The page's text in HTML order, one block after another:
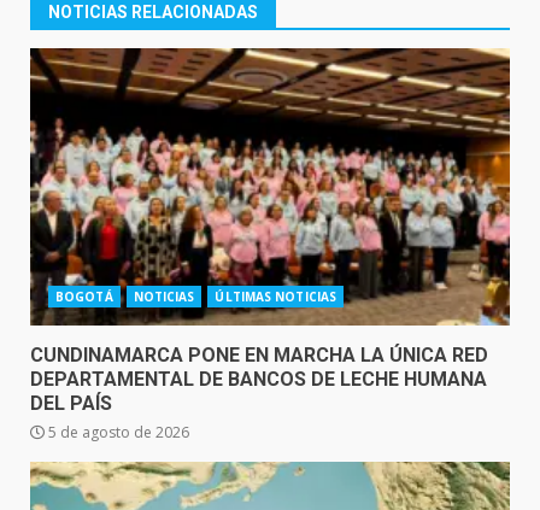
NOTICIAS RELACIONADAS
BOGOTÁ NOTICIAS ÚLTIMAS NOTICIAS
CUNDINAMARCA PONE EN MARCHA LA ÚNICA RED
DEPARTAMENTAL DE BANCOS DE LECHE HUMANA
DEL PAÍS
5 de agosto de 2026